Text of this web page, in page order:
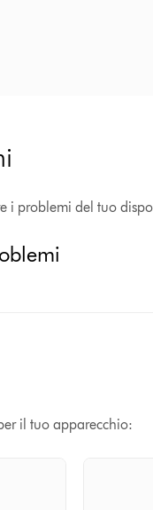
i problemi del tuo
il tuo apparecchio: